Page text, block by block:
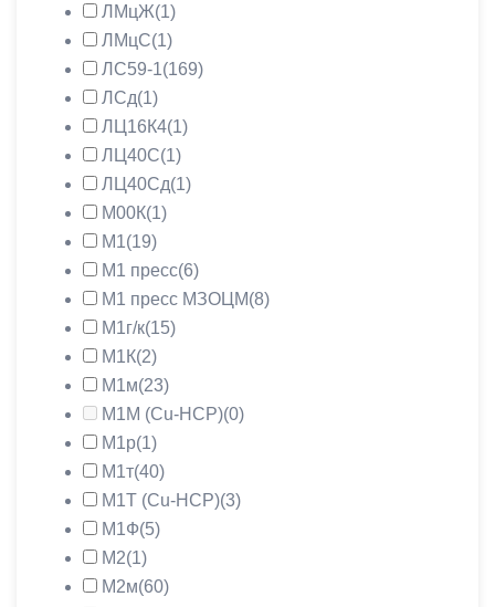
ЛМцЖ(1)
ЛМцС(1)
ЛС59-1(169)
ЛСд(1)
ЛЦ16К4(1)
ЛЦ40С(1)
ЛЦ40Сд(1)
М00К(1)
М1(19)
М1 пресс(6)
М1 пресс МЗОЦМ(8)
М1г/к(15)
М1К(2)
М1м(23)
М1М (Cu-HCP)(0)
М1р(1)
М1т(40)
М1Т (Cu-HCP)(3)
М1Ф(5)
М2(1)
М2м(60)